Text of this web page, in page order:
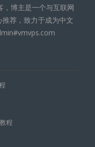
博主是一个与互联网
荐，致力于成为中文
程